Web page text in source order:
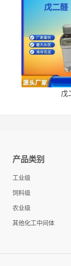
戊
产品类别
工业级
饲料级
农业级
其他化工中间体